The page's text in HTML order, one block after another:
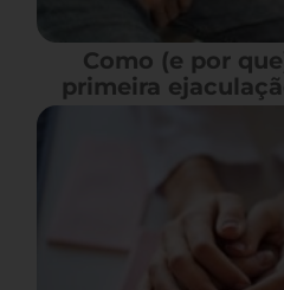
Como (e por
primeira